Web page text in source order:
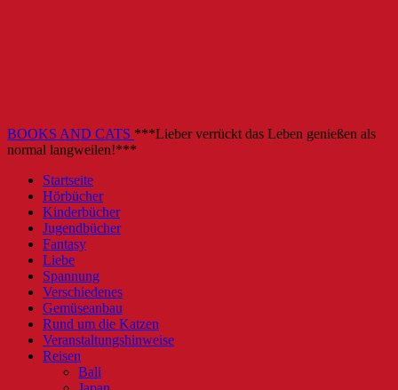
BOOKS AND CATS ***Lieber verrückt das Leben genießen als
normal langweilen!***
Startseite
Hörbücher
Kinderbücher
Jugendbücher
Fantasy
Liebe
Spannung
Verschiedenes
Gemüseanbau
Rund um die Katzen
Veranstaltungshinweise
Reisen
Bali